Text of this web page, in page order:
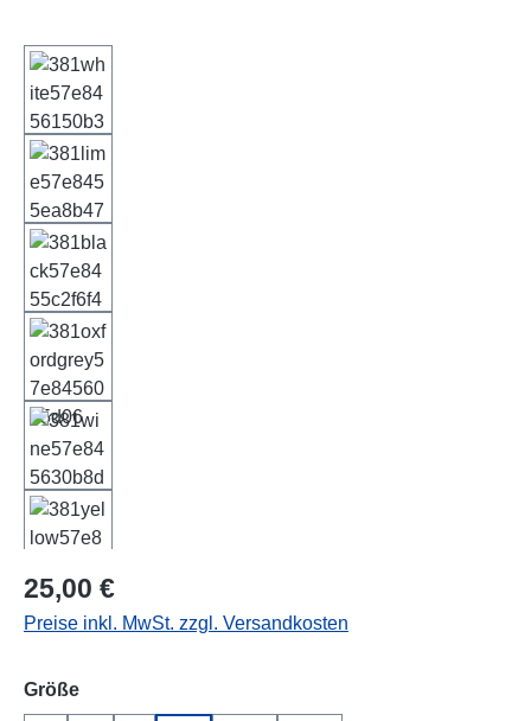
Regulärer Preis:
25,00 €
Preise inkl. MwSt. zzgl. Versandkosten
Größeauswählen